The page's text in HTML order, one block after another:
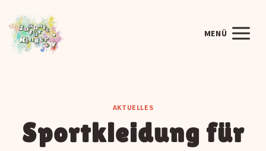
Inhalt
springen
MENÜ
AKTUELLES
Sportkleidung für